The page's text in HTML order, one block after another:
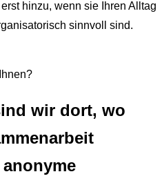
hinzu, wenn sie Ihren Alltag
sinnvoll sind.
wir dort, wo